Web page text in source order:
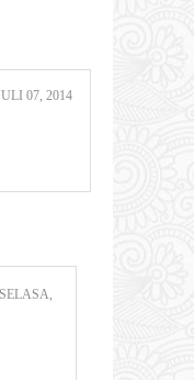
07, 2014
SELASA,